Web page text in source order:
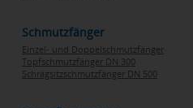
Schmutzfänger
Einzel- und Doppelschmutzfänger
Topfschmutzfänger DN 300
Schrägsitzschmutzfänger DN 500